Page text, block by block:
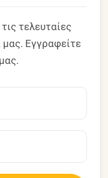
τελευταίες
μας. Εγγραφείτε